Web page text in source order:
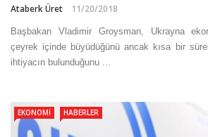
Ataberk Üret 11/20/2018
Başbakan Vladimir Groysman, Ukrayna
çeyrek içinde büyüdüğünü ancak kısa bir
ihtiyacın bulunduğunu ...
EKONOMI HABERLER